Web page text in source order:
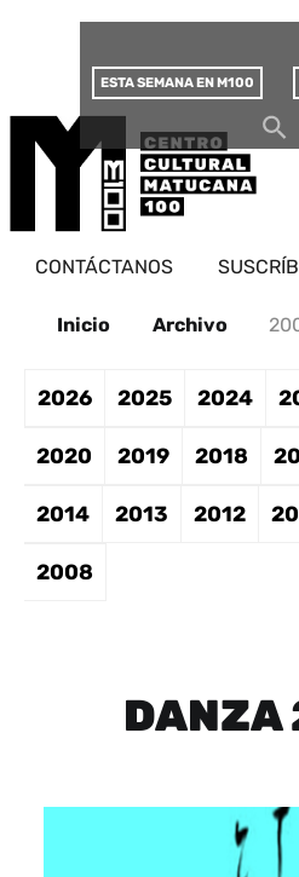
ESTA SEMANA EN M100
CONTÁCTANOS
Inicio Archivo
2026 2025 2024
2020 2019 2018
2014 2013 2012
2008